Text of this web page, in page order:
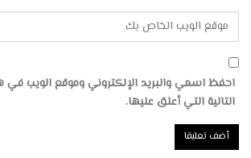
احفظ اسمي والبريد الإلكتروني وموقع الويب في
التالية التي أعلق عليها.